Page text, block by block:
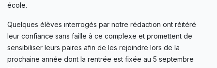
école.
Quelques élèves interrogés par notre rédaction ont réitéré
leur confiance sans faille à ce complexe et promettent de
sensibiliser leurs paires afin de les rejoindre lors de la
prochaine année dont la rentrée est fixée au 5 septembre